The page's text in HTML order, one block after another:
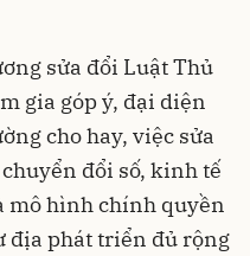
sửa đổi Luật Thủ
gia góp ý, đại diện
cho hay, việc sửa
đổi số, kinh tế
mô hình chính quyền
địa phát triển đủ rộng